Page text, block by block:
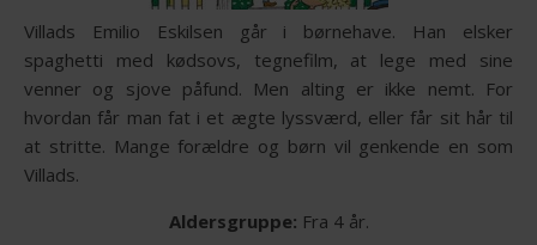
Villads Emilio Eskilsen går i børnehave. Han elsker
spaghetti med kødsovs, tegnefilm, at lege med sine
venner og sjove påfund. Men alting er ikke nemt. For
hvordan får man fat i et ægte lyssværd, eller får sit hår til
at stritte. Mange forældre og børn vil genkende en som
Villads.
Aldersgruppe: Fra 4 år.